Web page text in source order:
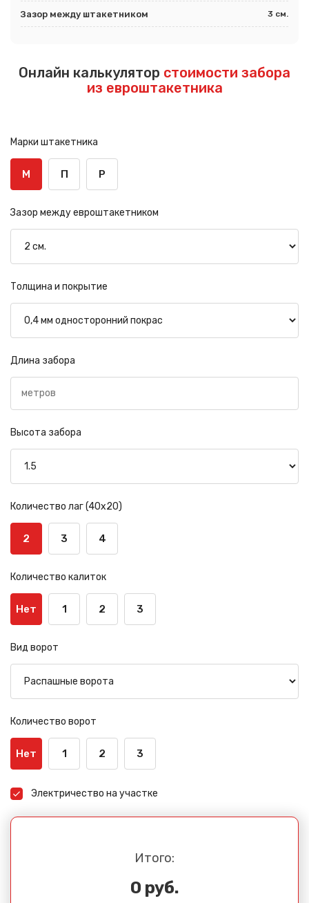
Зазор между штакетником 3 см.
Онлайн калькулятор стоимости забора
из евроштакетника
Марки штакетника
М П Р
Зазор между евроштакетником
Толщина и покрытие
Длина забора
Высота забора
Количество лаг (40х20)
2 3 4
Количество калиток
Нет 1 2 3
Вид ворот
Количество ворот
Нет 1 2 3
Электричество на участке
Итого:
0 руб.